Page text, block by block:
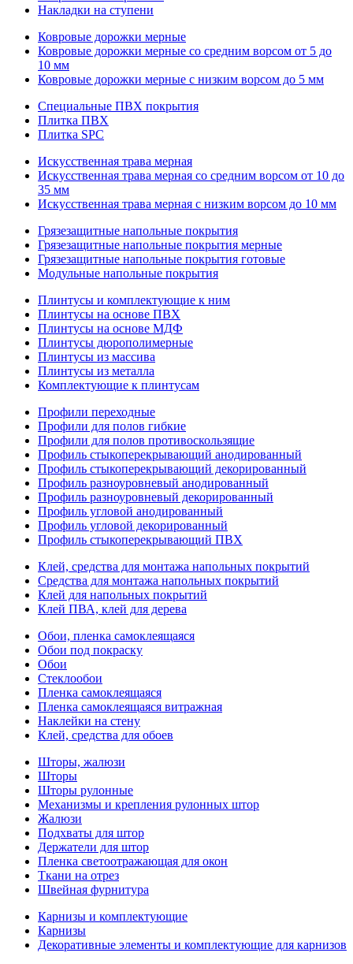
Накладки на ступени
Ковровые дорожки мерные
Ковровые дорожки мерные со средним ворсом от 5 до
10 мм
Ковровые дорожки мерные с низким ворсом до 5 мм
Специальные ПВХ покрытия
Плитка ПВХ
Плитка SPC
Искуccтвенная трава мерная
Искусственная трава мерная со средним ворсом от 10 до
35 мм
Искусственная трава мерная с низким ворсом до 10 мм
Грязезащитные напольные покрытия
Грязезащитные напольные покрытия мерные
Грязезащитные напольные покрытия готовые
Модульные напольные покрытия
Плинтусы и комплектующие к ним
Плинтусы на основе ПВХ
Плинтусы на основе МДФ
Плинтусы дюрополимерные
Плинтусы из массива
Плинтусы из металла
Комплектующие к плинтусам
Профили переходные
Профили для полов гибкие
Профили для полов противоскользящие
Профиль стыкоперекрывающий анодированный
Профиль стыкоперекрывающий декорированный
Профиль разноуровневый анодированный
Профиль разноуровневый декорированный
Профиль угловой анодированный
Профиль угловой декорированный
Профиль стыкоперекрывающий ПВХ
Клей, средства для монтажа напольных покрытий
Средства для монтажа напольных покрытий
Клей для напольных покрытий
Клей ПВА, клей для дерева
Обои, пленка самоклеящаяся
Обои под покраску
Обои
Стеклообои
Пленка самоклеящаяся
Пленка самоклеящаяся витражная
Наклейки на стену
Клей, средства для обоев
Шторы, жалюзи
Шторы
Шторы рулонные
Механизмы и крепления рулонных штор
Жалюзи
Подхваты для штор
Держатели для штор
Пленка светоотражающая для окон
Ткани на отрез
Швейная фурнитура
Карнизы и комплектующие
Карнизы
Декоративные элементы и комплектующие для карнизов